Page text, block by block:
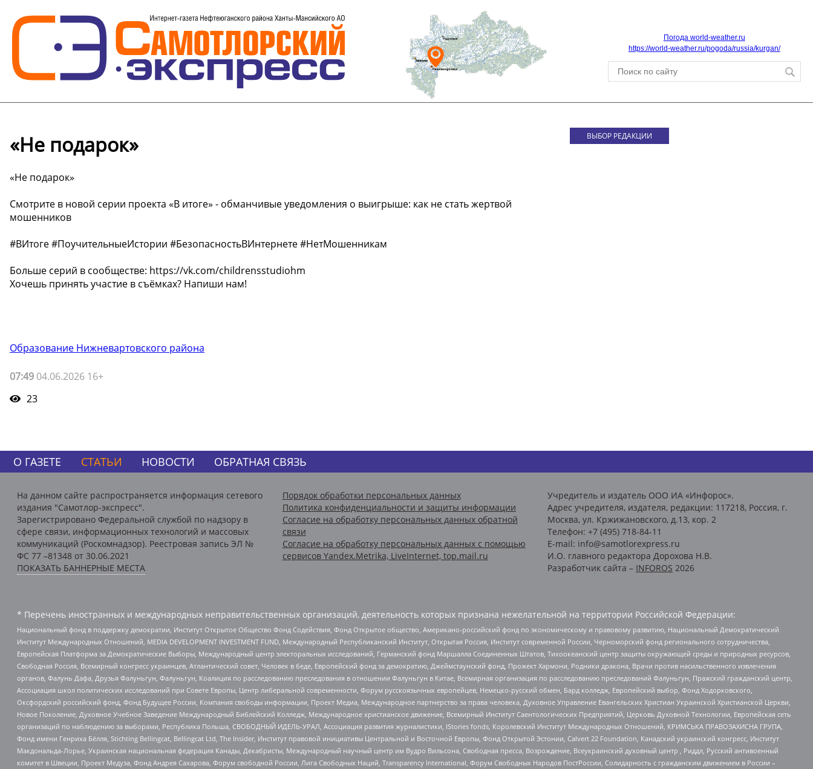
Погода world-weather.ru
https://world-weather.ru/pogoda/russia/kurgan/
«Не подарок»
«Не подарок»
Смотрите в новой серии проекта «В итоге» - обманчивые уведомления о выигрыше: как не стать жертвой
мошенников
#ВИтоге #ПоучительныеИстории #БезопасностьВИнтернете #НетМошенникам
Больше серий в сообществе: https://vk.com/childrensstudiohm
Хочешь принять участие в съёмках? Напиши нам!
Образование Нижневартовского района
07:49 04.06.2026 16+
23
ВЫБОР РЕДАКЦИИ
О ГАЗЕТЕ СТАТЬИ НОВОСТИ ОБРАТНАЯ СВЯЗЬ
На данном сайте распространяется информация сетевого
издания "Самотлор-экспресс".
Зарегистрировано Федеральной службой по надзору в
сфере связи, информационных технологий и массовых
коммуникаций (Роскомнадзор). Реестровая запись ЭЛ №
ФС 77 –81348 от 30.06.2021
ПОКАЗАТЬ БАННЕРНЫЕ МЕСТА
Порядок обработки персональных данных
Политика конфиденциальности и защиты информации
Согласие на обработку персональных данных обратной
связи
Согласие на обработку персональных данных с помощью
сервисов Yandex.Metrika, LiveInternet, top.mail.ru
Учредитель и издатель ООО ИА «Инфорос».
Адрес учредителя, издателя, редакции: 117218, Россия, г.
Москва, ул. Кржижановского, д.13, кор. 2
Телефон: +7 (495) 718-84-11
E-mail: info@samotlorexpress.ru
И.О. главного редактора Дорохова Н.В.
Разработчик сайта – INFOROS 2026
* Перечень иностранных и международных неправительственных организаций, деятельность которых признана нежелательной на территории Российской Федерации:
Национальный фонд в поддержку демократии, Институт Открытое Общество Фонд Содействия, Фонд Открытое общество, Американо-российский фонд по экономическому и правовому развитию, Национальный Демократический
Институт Международных Отношений, MEDIA DEVELOPMENT INVESTMENT FUND, Международный Республиканский Институт, Открытая Россия, Институт современной России, Черноморский фонд регионального сотрудничества,
Европейская Платформа за Демократические Выборы, Международный центр электоральных исследований, Германский фонд Маршалла Соединенных Штатов, Тихоокеанский центр защиты окружающей среды и природных ресурсов,
Свободная Россия, Всемирный конгресс украинцев, Атлантический совет, Человек в беде, Европейский фонд за демократию, Джеймстаунский фонд, Прожект Хармони, Родники дракона, Врачи против насильственного извлечения
органов, Фалунь Дафа, Друзья Фалуньгун, Фалуньгун, Коалиция по расследованию преследования в отношении Фалуньгун в Китае, Всемирная организация по расследованию преследований Фалуньгун, Пражский гражданский центр,
Ассоциация школ политических исследований при Совете Европы, Центр либеральной современности, Форум русскоязычных европейцев, Немецко-русский обмен, Бард колледж, Европейский выбор, Фонд Ходорковского,
Оксфордский российский фонд, Фонд Будущее России, Компания свободы информации, Проект Медиа, Международное партнерство за права человека, Духовное Управление Евангельских Христиан Украинской Христианской Церкви,
Новое Поколение, Духовное Учебное Заведение Международный Библейский Колледж, Международное христианское движение, Всемирный Институт Саентологических Предприятий, Церковь Духовной Технологии, Европейская сеть
организаций по наблюдению за выборами, Республика Польша, СВОБОДНЫЙ ИДЕЛЬ-УРАЛ, Ассоциация развития журналистики, IStories fonds, Королевский Институт Международных Отношений, КРИМСЬКА ПРАВОЗАХИСНА ГРУПА,
Фонд имени Генриха Бёлля, Stichting Bellingcat, Bellingcat Ltd, The Insider, Институт правовой инициативы Центральной и Восточной Европы, Фонд Открытой Эстонии, Calvert 22 Foundation, Канадский украинский конгресс, Институт
Макдональда-Лорье, Украинская национальная федерация Канады, Декабристы, Международный научный центр им Вудро Вильсона, Свободная пресса, Возрождение, Всеукраинский духовный центр , Риддл, Русский антивоенный
комитет в Швеции, Проект Медуза, Фонд Андрея Сахарова, Форум свободной России, Лига Свободных Наций, Transparеncy International, Форум Свободных Народов ПостРоссии, Солидарность с гражданским движением в России –